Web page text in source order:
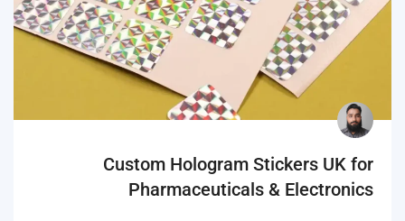
Custom Hologram Stickers UK for
Pharmaceuticals & Electronics